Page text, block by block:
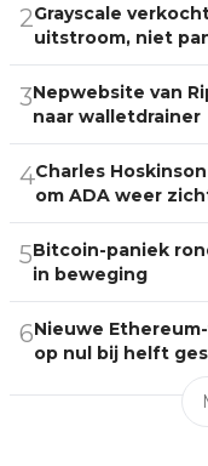
2Grayscale
uitstroom, niet
3Nepwebsite van
naar walletdrainer
4Charles
om ADA weer
5Bitcoin-paniek
in beweging
6Nieuwe
op nul bij helft